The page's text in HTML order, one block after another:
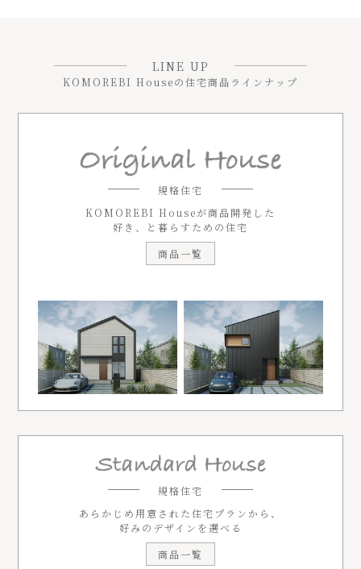
LINE UP
KOMOREBI Houseの住宅商品ラインナップ
規格住宅
KOMOREBI Houseが商品開発した
好き、と暮らすための住宅
商品一覧
規格住宅
あらかじめ用意された住宅プランから、
好みのデザインを選べる
商品一覧